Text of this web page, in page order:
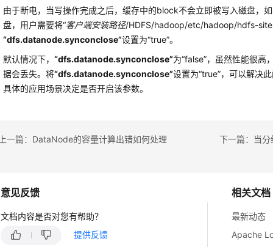
由于断电，当写操作完成之后，缓存中的block不会立即被写入磁盘，
盘，用户需要将“客户端安装路径/HDFS/hadoop/etc/hadoop/hdfs-
“dfs.datanode.synconclose”设置为“true”。
默认情况下，“dfs.datanode.synconclose”为“false”，虽然性能很高
据会丢失。将“dfs.datanode.synconclose”设置为“true”，可以解决
具体的应用场景决定是否开启该参数。
上一篇：DataNode的容量计算出错如何处理
相关文档
最新动态
意见反馈
文档内容是否对您有帮助？
提供反馈